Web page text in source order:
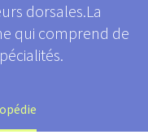
dorsales.La
qui comprend de